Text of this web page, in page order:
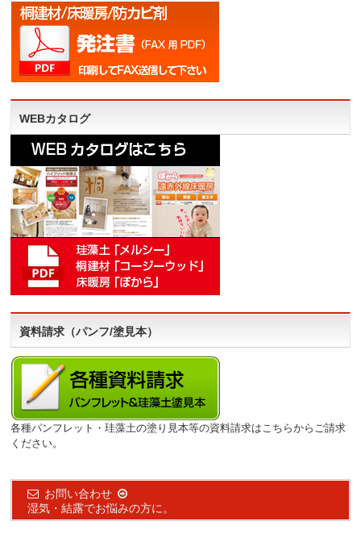
WEBカタログ
資料請求（パンフ/塗見本）
各種パンフレット・珪藻土の塗り見本等の資料請求はこちらからご請求
ください。
お問い合わせ
湿気・結露でお悩みの方に。